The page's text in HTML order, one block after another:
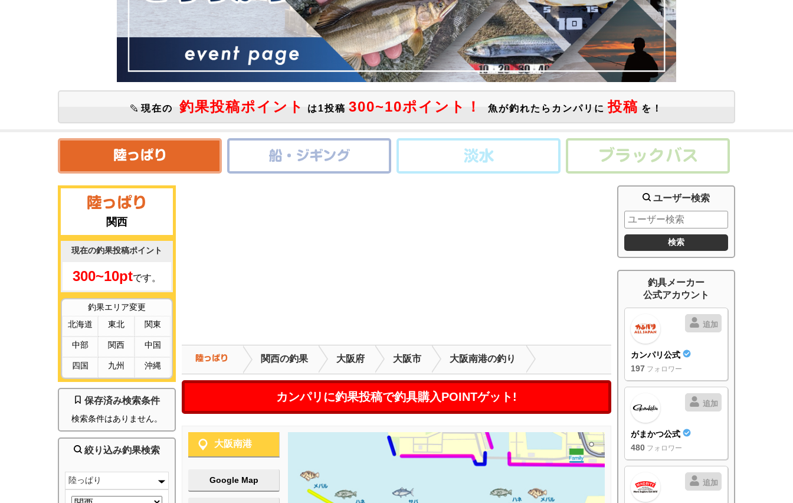
現在の 釣果投稿ポイント は1投稿 300~10ポイント！ 魚が釣れたらカンパリに 投稿 を！
関西
現在の釣果投稿ポイント
300~10ptです。
釣果エリア変更
北海道
東北 関東
中部 関西 中国
四国 九州 沖縄
保存済み検索条件
検索条件はありません。
絞り込み釣果検索
陸っぱり
関西の釣果 大阪府 大阪市 大阪南港の釣り
カンパリに釣果投稿で釣具購入POINTゲット!
大阪南港
Google Map
ユーザー検索
釣具メーカー
公式アカウント
追加
カンパリ公式
197 フォロワー
追加
がまかつ公式
480 フォロワー
追加